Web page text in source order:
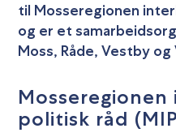
til Mosseregionen
og er et
Moss, Råde, Vestby og
politisk råd